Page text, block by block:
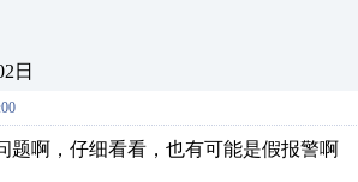
日
题啊，仔细看看，也有可能是假报警啊